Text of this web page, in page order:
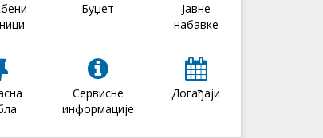
Буџет
Јавне
набавке
Сервисне
информације
Догађаји